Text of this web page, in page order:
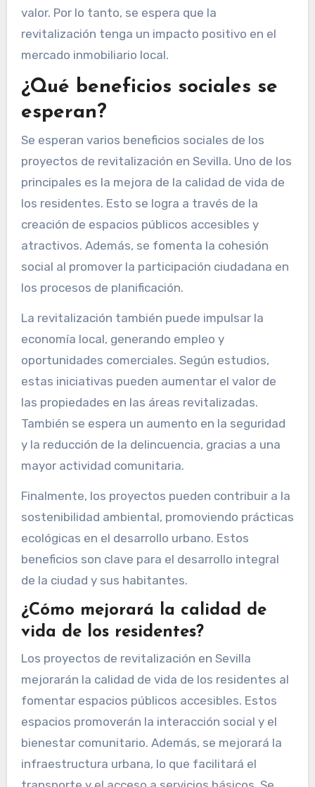
valor. Por lo tanto, se espera que la
revitalización tenga un impacto positivo en el
mercado inmobiliario local.
¿Qué beneficios sociales se
esperan?
Se esperan varios beneficios sociales de los
proyectos de revitalización en Sevilla. Uno de los
principales es la mejora de la calidad de vida de
los residentes. Esto se logra a través de la
creación de espacios públicos accesibles y
atractivos. Además, se fomenta la cohesión
social al promover la participación ciudadana en
los procesos de planificación.
La revitalización también puede impulsar la
economía local, generando empleo y
oportunidades comerciales. Según estudios,
estas iniciativas pueden aumentar el valor de
las propiedades en las áreas revitalizadas.
También se espera un aumento en la seguridad
y la reducción de la delincuencia, gracias a una
mayor actividad comunitaria.
Finalmente, los proyectos pueden contribuir a la
sostenibilidad ambiental, promoviendo prácticas
ecológicas en el desarrollo urbano. Estos
beneficios son clave para el desarrollo integral
de la ciudad y sus habitantes.
¿Cómo mejorará la calidad de
vida de los residentes?
Los proyectos de revitalización en Sevilla
mejorarán la calidad de vida de los residentes al
fomentar espacios públicos accesibles. Estos
espacios promoverán la interacción social y el
bienestar comunitario. Además, se mejorará la
infraestructura urbana, lo que facilitará el